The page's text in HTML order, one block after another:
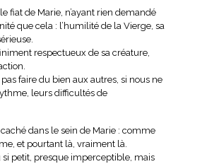
fiat de Marie, n’ayant rien demandé
que cela : l’humilité de la Vierge, sa
respectueux de sa créature,
faire du bien aux autres, si nous ne
leurs difficultés de
dans le sein de Marie : comme
et pourtant là, vraiment là.
si petit, presque imperceptible, mais